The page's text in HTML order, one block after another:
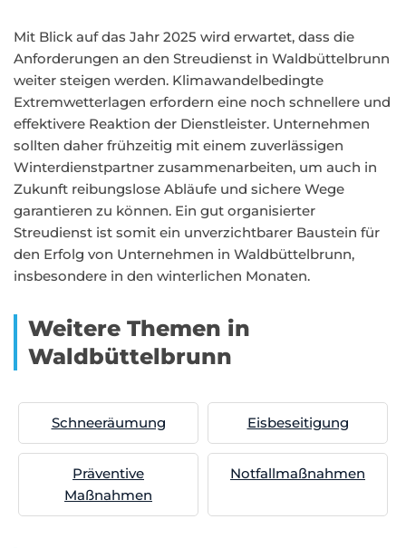
Mit Blick auf das Jahr 2025 wird erwartet, dass die
Anforderungen an den Streudienst in Waldbüttelbrunn
weiter steigen werden. Klimawandelbedingte
Extremwetterlagen erfordern eine noch schnellere und
effektivere Reaktion der Dienstleister. Unternehmen
sollten daher frühzeitig mit einem zuverlässigen
Winterdienstpartner zusammenarbeiten, um auch in
Zukunft reibungslose Abläufe und sichere Wege
garantieren zu können. Ein gut organisierter
Streudienst ist somit ein unverzichtbarer Baustein für
den Erfolg von Unternehmen in Waldbüttelbrunn,
insbesondere in den winterlichen Monaten.
Weitere Themen in
Waldbüttelbrunn
Schneeräumung Eisbeseitigung
Präventive
Maßnahmen
Notfallmaßnahmen